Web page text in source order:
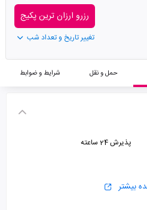
رزرو ارزان ترین پکیج
تغییر تاریخ و تعداد شب
حمل و نقل شرایط و ضوابط
پذیرش 24 ساعته
بیشتر